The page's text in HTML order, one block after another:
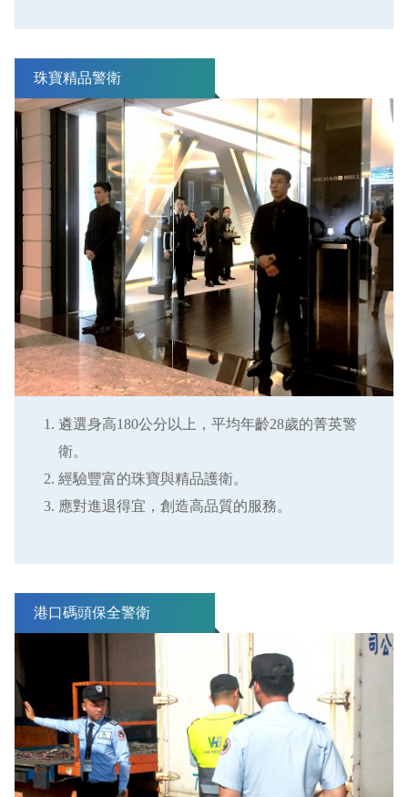
珠寶精品警衛
遴選身高180公分以上，平均年齡28歲的菁英警
衛。
經驗豐富的珠寶與精品護衛。
應對進退得宜，創造高品質的服務。
港口碼頭保全警衛